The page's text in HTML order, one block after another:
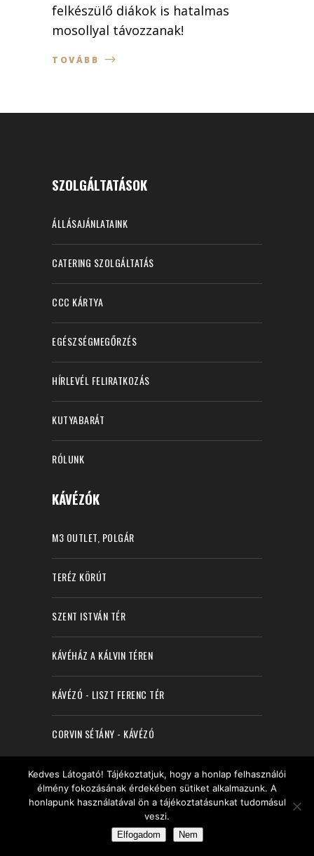
felkészülő diákok is hatalmas
mosollyal távozzanak!
TOVÁBB
SZOLGÁLTATÁSOK
ÁLLÁSAJÁNLATAINK
CATERING SZOLGÁLTATÁS
CCC KÁRTYA
EGÉSZSÉGMEGŐRZÉS
HÍRLEVÉL FELIRATKOZÁS
KUTYABARÁT
RÓLUNK
KÁVÉZÓK
M3 OUTLET, POLGÁR
TERÉZ KÖRÚT
SZENT ISTVÁN TÉR
KÁVÉHÁZ A KÁLVIN TÉREN
KÁVÉZÓ - LISZT FERENC TÉR
CORVIN SÉTÁNY - KÁVÉZÓ
LEGYÉL TE IS CSAPATTAG!
Ha Te is szeretnél egy pörgős,
kávéimádó, vendégszerető, fiatal
csapat része lenni, küld el
Kedves Látogató! Tájékoztatjuk, hogy a honlap felhasználói
élmény fokozásának érdekében sütiket alkalmazunk. A
honlapunk használatával ön a tájékoztatásunkat tudomásul
veszi.
Elfogadom Nem